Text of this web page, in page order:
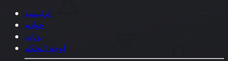
الرئيسية
خوادم
بوتات
لوحة التحكم